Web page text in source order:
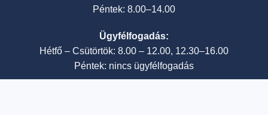
Péntek: 8.00–14.00
Ügyfélfogadás:
Hétfő – Csütörtök: 8.00 – 12.00, 12.30–16.00
Péntek: nincs ügyfélfogadás